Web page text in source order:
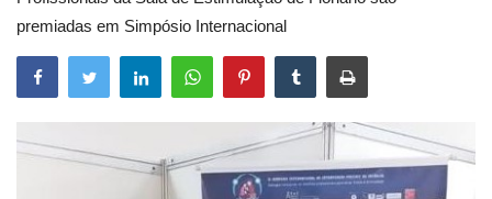
Notícias
Vídeos
Webmail
premiadas em Simpósio Internacional